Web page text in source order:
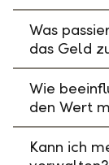
Was
das Geld
Wie
den Wert
Kann ich